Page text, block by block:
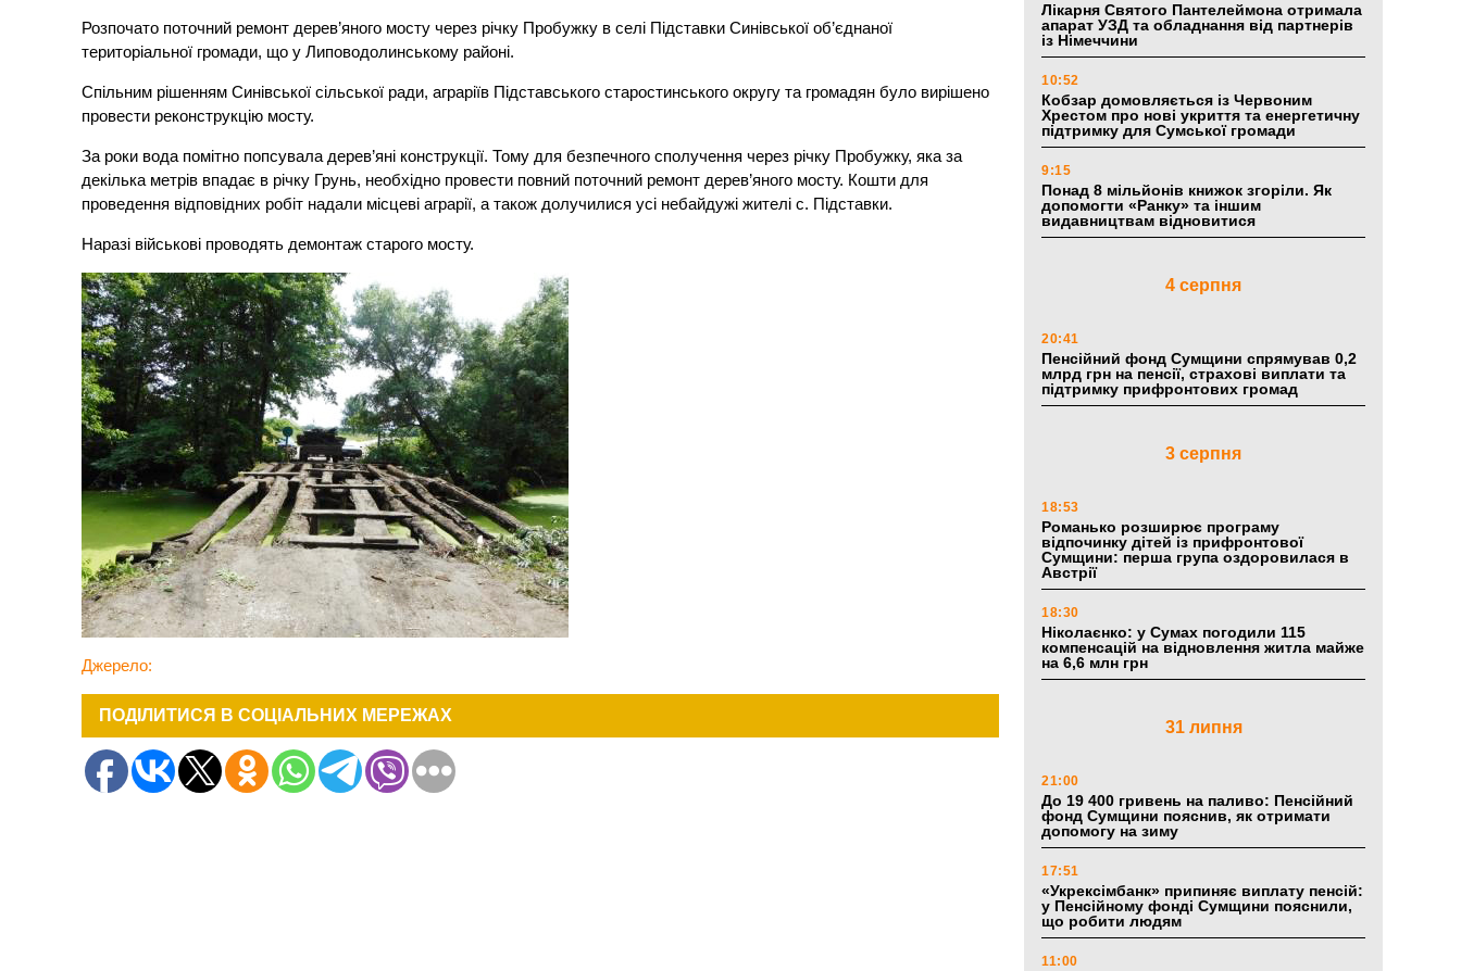
Розпочато поточний ремонт дерев’яного мосту через річку Пробужку в селі Підставки Синівської об’єднаної
територіальної громади, що у Липоводолинському районі.
Спільним рішенням Синівської сільської ради, аграріїв Підставського старостинського округу та громадян було вирішено
провести реконструкцію мосту.
За роки вода помітно попсувала дерев’яні конструкції. Тому для безпечного сполучення через річку Пробужку, яка за
декілька метрів впадає в річку Грунь, необхідно провести повний поточний ремонт дерев’яного мосту. Кошти для
проведення відповідних робіт надали місцеві аграрії, а також долучилися усі небайдужі жителі с. Підставки.
Наразі військові проводять демонтаж старого мосту.
Джерело:
ПОДІЛИТИСЯ В СОЦІАЛЬНИХ МЕРЕЖАХ
Лікарня Святого Пантелеймона отримала
апарат УЗД та обладнання від партнерів
із Німеччини
10:52
Кобзар домовляється із Червоним
Хрестом про нові укриття та енергетичну
підтримку для Сумської громади
9:15
Понад 8 мільйонів книжок згоріли. Як
допомогти «Ранку» та іншим
видавництвам відновитися
4 серпня
20:41
Пенсійний фонд Сумщини спрямував 0,2
млрд грн на пенсії, страхові виплати та
підтримку прифронтових громад
3 серпня
18:53
Романько розширює програму
відпочинку дітей із прифронтової
Сумщини: перша група оздоровилася в
Австрії
18:30
Ніколаєнко: у Сумах погодили 115
компенсацій на відновлення житла майже
на 6,6 млн грн
31 липня
21:00
До 19 400 гривень на паливо: Пенсійний
фонд Сумщини пояснив, як отримати
допомогу на зиму
17:51
«Укрексімбанк» припиняє виплату пенсій:
у Пенсійному фонді Сумщини пояснили,
що робити людям
11:00